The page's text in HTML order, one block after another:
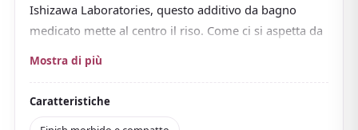
Ishizawa Laboratories, questo additivo da bagno
medicato mette al centro il riso. Come ci si aspetta da
un marchio noto per le maschere in tessuto al riso, la
sua firma è il
Con minerali termali e idratanti derivati dalla crusca di
Mostra di più
Caratteristiche